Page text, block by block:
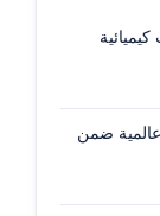
ضمن